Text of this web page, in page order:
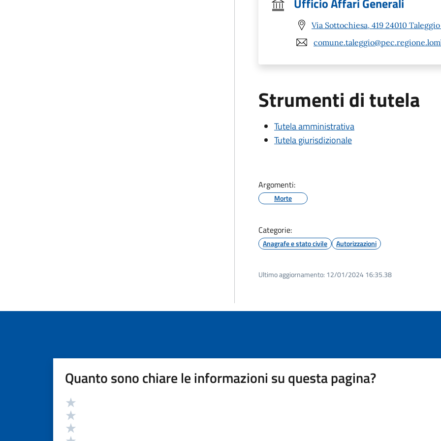
Via Sottochiesa, 419 24010
Strumenti di tutela
Tutela amministrativa
Tutela giurisdizionale
Argomenti:
Morte
Categorie:
Anagrafe e stato civile Autorizzazioni
Ultimo aggiornamento: 12/01/2024 16:35.38
Quanto sono chiare le informazioni su questa pagina?
Valutazione